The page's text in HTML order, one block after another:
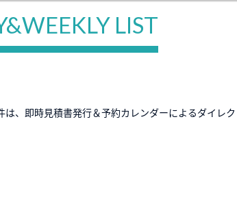
LIST
は、即時見積書発行＆予約カレンダーによるダイレク